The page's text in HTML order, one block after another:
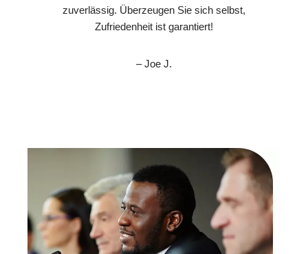
zuverlässig. Überzeugen Sie sich selbst,
Zufriedenheit ist garantiert!
– Joe J.